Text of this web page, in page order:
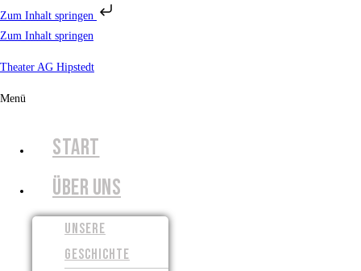
Zum Inhalt springen
Zum Inhalt springen
Theater AG Hipstedt
Menü
START
ÜBER UNS
UNSERE
GESCHICHTE